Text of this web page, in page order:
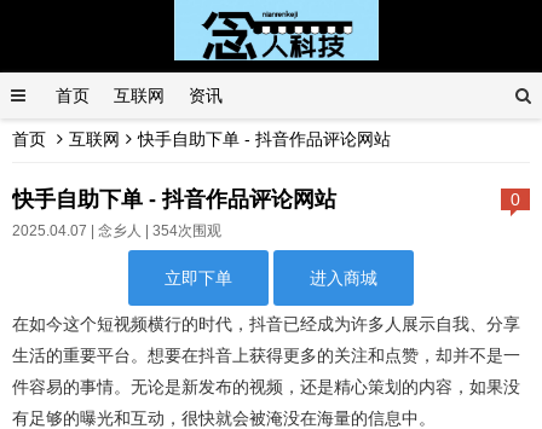
首页 互联网 资讯
首页 互联网 快手自助下单 - 抖音作品评论网站
0
快手自助下单 - 抖音作品评论网站
2025.04.07 | 念乡人 | 354次围观
立即下单 进入商城
在如今这个短视频横行的时代，抖音已经成为许多人展示自我、分享
生活的重要平台。想要在抖音上获得更多的关注和点赞，却并不是一
件容易的事情。无论是新发布的视频，还是精心策划的内容，如果没
有足够的曝光和互动，很快就会被淹没在海量的信息中。